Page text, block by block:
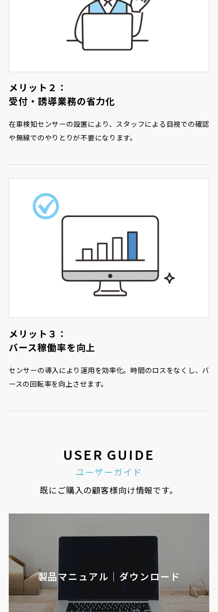
メリット２：
受付・誘導業務の省力化
在車検知センサーの設置により、スタッフによる目視での確認
や無線でのやりとりが不要になります。
メリット３：
バース稼働率を向上
センサーの導入により運用を効率化。時間のロスをなくし、バ
ースの回転率を向上させます。
USER GUIDE
ユーザーガイド
既にご購入の顧客様向け情報です。
製品マニュアル｜ダウンロード